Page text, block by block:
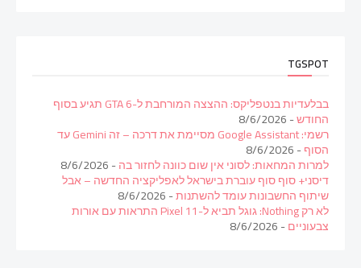
TGSPOT
בבלעדיות בנטפליקס: ההצצה המורחבת ל-GTA 6 תגיע בסוף
החודש- 8/6/2026
רשמי: Google Assistant מסיימת את דרכה – זה Gemini עד
הסוף- 8/6/2026
למרות המחאות: לסוני אין שום כוונה לחזור בה- 8/6/2026
דיסני+ סוף סוף עוברת בישראל לאפליקציה החדשה – אבל
שיתוף החשבונות עומד להשתנות- 8/6/2026
לא רק Nothing: גוגל תביא ל-Pixel 11 התראות עם אורות
צבעוניים- 8/6/2026